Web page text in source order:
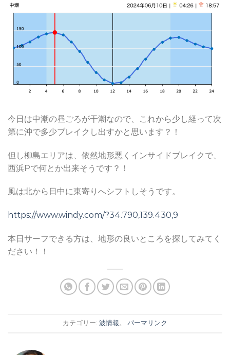
今日は中潮の昼ごろが干潮なので、これから少し経って次
第に沖で多少ブレイクし出すかと思います？！
但し柳島エリアは、依然地形悪くインサイドブレイクで、
西浜Pで何とか出来そうです？！
風は北から日中に東寄りへシフトしそうです。
https://www.windy.com/?34.790,139.430,9
本日サーフできる方は、地形の良いところを探してみてく
ださい！！
カテゴリー: 波情報。 パーマリンク